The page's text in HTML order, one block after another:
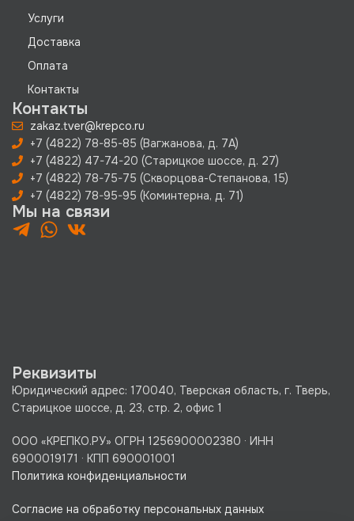
Услуги
Доставка
Оплата
Контакты
Контакты
zakaz.tver@krepco.ru
+7 (4822) 78-85-85 (Вагжанова, д. 7А)
+7 (4822) 47-74-20 (Старицкое шоссе, д. 27)
+7 (4822) 78-75-75 (Скворцова-Степанова, 15)
+7 (4822) 78-95-95 (Коминтерна, д. 71)
Мы на связи
Реквизиты
Юридический адрес: 170040, Тверская область, г. Тверь,
Старицкое шоссе, д. 23, стр. 2, офис 1
ООО «КРЕПКО.РУ» ОГРН 1256900002380 · ИНН
6900019171 · КПП 690001001
Политика конфиденциальности
Согласие на обработку персональных данных